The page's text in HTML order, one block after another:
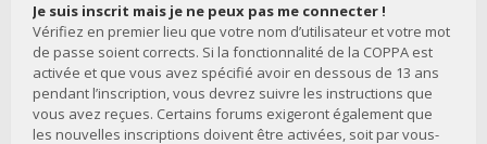
Je suis inscrit mais je ne peux pas me connecter !
Vérifiez en premier lieu que votre nom d’utilisateur et votre mot
de passe soient corrects. Si la fonctionnalité de la COPPA est
activée et que vous avez spécifié avoir en dessous de 13 ans
pendant l’inscription, vous devrez suivre les instructions que
vous avez reçues. Certains forums exigeront également que
les nouvelles inscriptions doivent être activées, soit par vous-